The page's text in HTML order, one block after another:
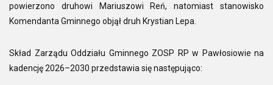
powierzono druhowi Mariuszowi Reń, natomiast stanowisko
Komendanta Gminnego objął druh Krystian Lepa.
Skład Zarządu Oddziału Gminnego ZOSP RP w Pawłosiowie na
kadencję 2026–2030 przedstawia się następująco: